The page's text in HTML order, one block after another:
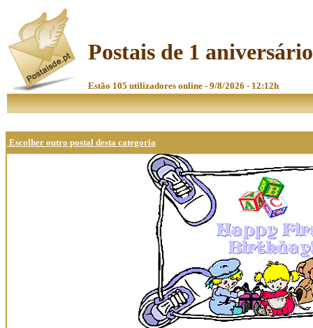
Postais de 1 aniversário
Estão 105 utilizadores online - 9/8/2026 - 12:12h
Escolher outro postal desta categoria